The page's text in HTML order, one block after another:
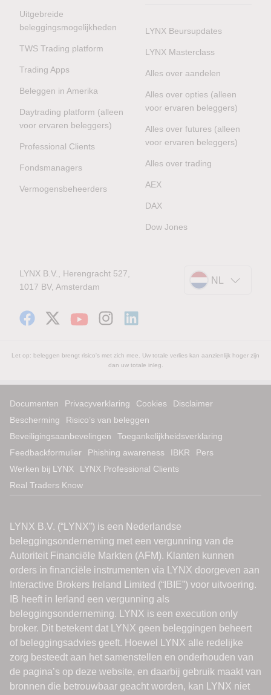
Uitgebreide
beleggingsmogelijkheden
TWS Trading platform
Trading Apps
Beleggen in Amerika
Daytrading platform (alleen
voor ervaren beleggers)
Professional Clients
Fondsmanagers
Vermogensbeheerders
LYNX Beursupdates
LYNX Masterclass
Alles over aandelen
Alles over opties (alleen
voor ervaren beleggers)
Alles over futures (alleen
voor ervaren beleggers)
Alles over trading
AEX
DAX
Dow Jones
LYNX B.V., Herengracht 527,
1017 BV, Amsterdam
NL
Let op: beleggen brengt risico's met zich mee. Uw totale verlies kan aanzienlijk hoger zijn
dan uw totale inleg.
Documenten Privacyverklaring Cookies
Disclaimer
Bescherming
Risico’s van beleggen
Beveiligingsaanbevelingen
Toegankelijkheidsverklaring
Feedbackformulier
Phishing awareness IBKR
Pers
Werken bij LYNX
LYNX Professional Clients
Real Traders Know